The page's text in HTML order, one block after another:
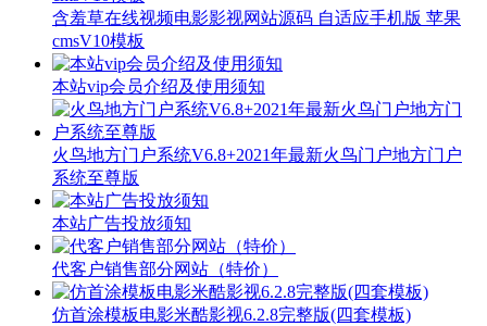
含羞草在线视频电影影视网站源码 自适应手机版 苹果
cmsV10模板
本站vip会员介绍及使用须知
火鸟地方门户系统V6.8+2021年最新火鸟门户地方门户
系统至尊版
本站广告投放须知
代客户销售部分网站（特价）
仿首涂模板电影米酷影视6.2.8完整版(四套模板)